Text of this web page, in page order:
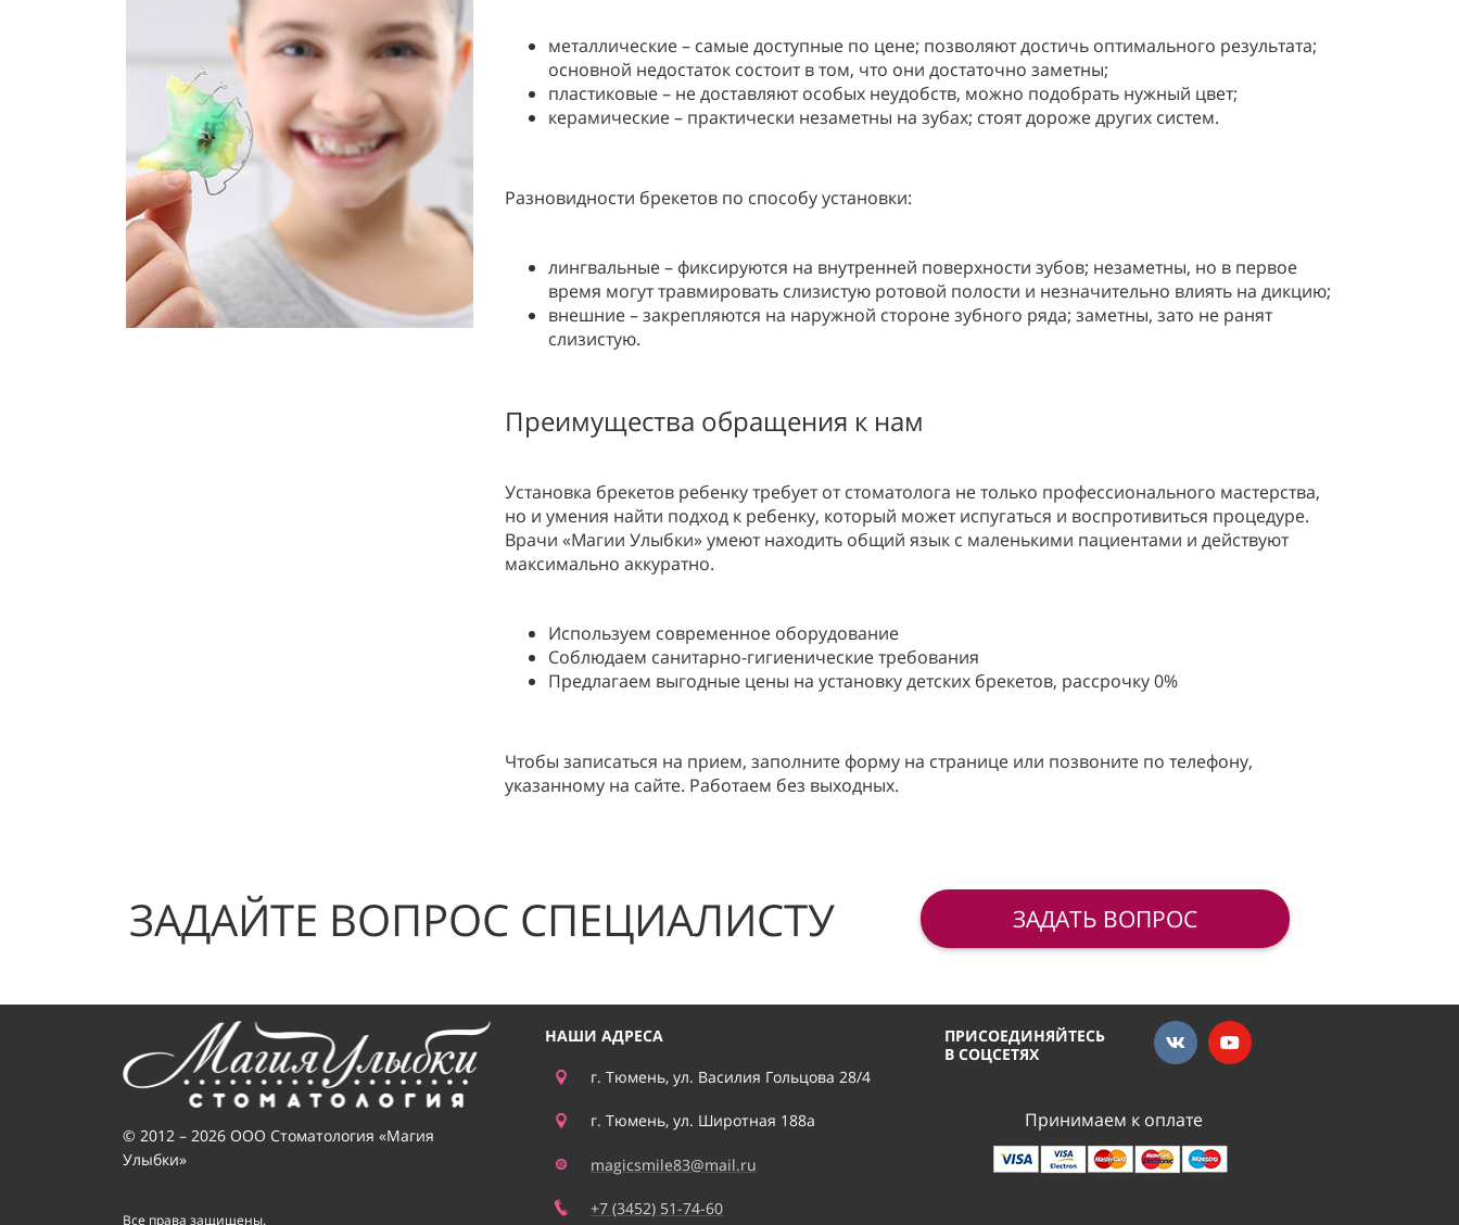
металлические – самые доступные по цене; позволяют достичь оптимального результата;
основной недостаток состоит в том, что они достаточно заметны;
пластиковые – не доставляют особых неудобств, можно подобрать нужный цвет;
керамические – практически незаметны на зубах; стоят дороже других систем.
Разновидности брекетов по способу установки:
лингвальные – фиксируются на внутренней поверхности зубов; незаметны, но в первое
время могут травмировать слизистую ротовой полости и незначительно влиять на дикцию;
внешние – закрепляются на наружной стороне зубного ряда; заметны, зато не ранят
слизистую.
Преимущества обращения к нам
Установка брекетов ребенку требует от стоматолога не только профессионального мастерства,
но и умения найти подход к ребенку, который может испугаться и воспротивиться процедуре.
Врачи «Магии Улыбки» умеют находить общий язык с маленькими пациентами и действуют
максимально аккуратно.
Используем современное оборудование
Соблюдаем санитарно-гигиенические требования
Предлагаем выгодные цены на установку детских брекетов, рассрочку 0%
Чтобы записаться на прием, заполните форму на странице или позвоните по телефону,
указанному на сайте. Работаем без выходных.
ЗАДАЙТЕ ВОПРОС СПЕЦИАЛИСТУ ЗАДАТЬ ВОПРОС
© 2012 – 2026 ООО Стоматология «Магия
Улыбки»
Все права защищены.
НАШИ АДРЕСА
г. Тюмень, ул. Василия Гольцова 28/4
г. Тюмень, ул. Широтная 188а
magicsmile83@mail.ru
+7 (3452) 51-74-60
ПРИСОЕДИНЯЙТЕСЬ
В СОЦСЕТЯХ
Принимаем к оплате